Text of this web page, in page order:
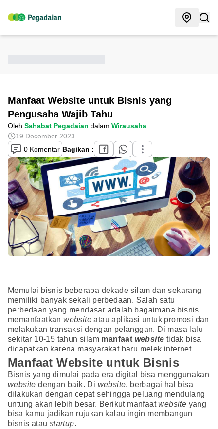
Manfaat Website untuk Bisnis yang
Pengusaha Wajib Tahu
Oleh Sahabat Pegadaian dalam Wirausaha
19 December 2023
0 Komentar Bagikan :
Memulai bisnis beberapa dekade silam dan sekarang
memiliki banyak sekali perbedaan. Salah satu
perbedaan yang mendasar adalah bagaimana bisnis
memanfaatkanwebsite atau aplikasi untuk promosi dan
melakukan transaksi dengan pelanggan. Di masa lalu
sekitar 10-15 tahun silam manfaat website tidak bisa
didapatkan karena masyarakat baru melek internet.
Manfaat Website untuk Bisnis
Bisnis yang dimulai pada era digital bisa menggunakan
website dengan baik. Di website, berbagai hal bisa
dilakukan dengan cepat sehingga peluang mendulang
untung akan lebih besar. Berikut manfaatwebsite yang
bisa kamu jadikan rujukan kalau ingin membangun
bisnis atau startup.